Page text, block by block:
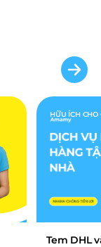
HỮU ÍCH CHO
Tem DHL